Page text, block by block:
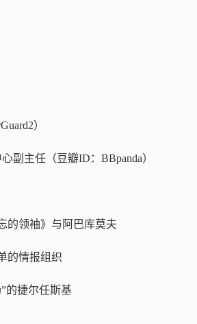
）
副主任（豆瓣ID：BBpanda）
的领袖》与阿巴库莫夫
的情报组织
的捷尔任斯基